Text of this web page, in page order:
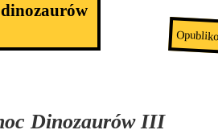
Dinozaurów III